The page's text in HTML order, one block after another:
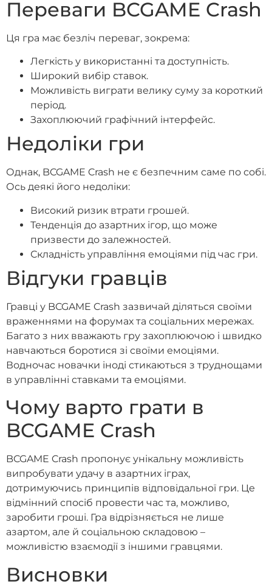
Переваги BCGAME Crash
Ця гра має безліч переваг, зокрема:
Легкість у використанні та доступність.
Широкий вибір ставок.
Можливість виграти велику суму за короткий
період.
Захоплюючий графічний інтерфейс.
Недоліки гри
Однак, BCGAME Crash не є безпечним саме по собі.
Ось деякі його недоліки:
Високий ризик втрати грошей.
Тенденція до азартних ігор, що може
призвести до залежностей.
Складність управління емоціями під час гри.
Відгуки гравців
Гравці у BCGAME Crash зазвичай діляться своїми
враженнями на форумах та соціальних мережах.
Багато з них вважають гру захоплюючою і швидко
навчаються боротися зі своїми емоціями.
Водночас новачки іноді стикаються з труднощами
в управлінні ставками та емоціями.
Чому варто грати в
BCGAME Crash
BCGAME Crash пропонує унікальну можливість
випробувати удачу в азартних іграх,
дотримуючись принципів відповідальної гри. Це
відмінний спосіб провести час та, можливо,
заробити гроші. Гра відрізняється не лише
азартом, але й соціальною складовою –
можливістю взаємодії з іншими гравцями.
Висновки